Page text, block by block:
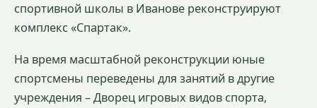
спортивной школы в Иванове реконструируют
комплекс «Спартак».
На время масштабной реконструкции юные
спортсмены переведены для занятий в другие
учреждения – Дворец игровых видов спорта,